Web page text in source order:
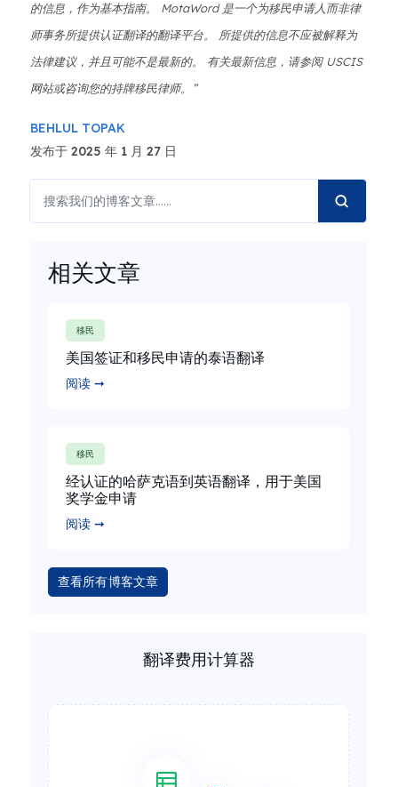
的信息，作为基本指南。 MotaWord 是一个为移民申请人而非律
师事务所提供认证翻译的翻译平台。 所提供的信息不应被解释为
法律建议，并且可能不是最新的。 有关最新信息，请参阅 USCIS
网站或咨询您的持牌移民律师。”
BEHLUL TOPAK
发布于 2025 年 1 月 27 日
相关文章
移民
美国签证和移民申请的泰语翻译
阅读 ➞
移民
经认证的哈萨克语到英语翻译，用于美国
奖学金申请
阅读 ➞
查看所有博客文章
翻译费用计算器